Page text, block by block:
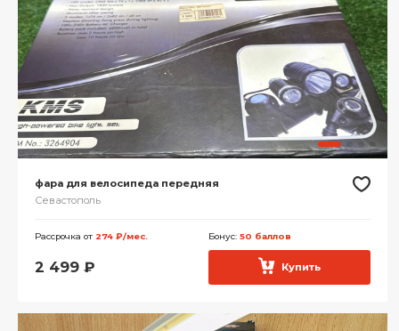
фара для велосипеда передняя
Севастополь
Рассрочка от 274 ₽/мес. Бонус: 50 баллов
2 499 ₽ Купить